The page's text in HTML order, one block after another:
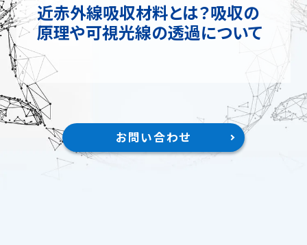
ソリューション
コラム
用語集
お知らせ
近赤外線吸収材料とは？吸収の
原理や可視光線の透過について
お問い合わせ